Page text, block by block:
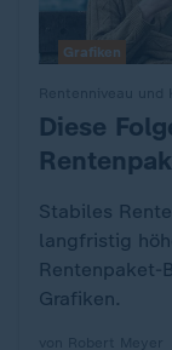
:Diese
Stabiles
langfristig
Rentenpaket-
Grafiken.
Grafiken